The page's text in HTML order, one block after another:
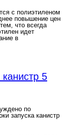
с полиэтиленом
повышение цен
что всегда
идет
в
5
по
запуска канистр